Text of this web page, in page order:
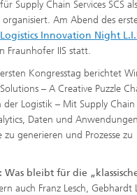
Supply Chain Services SCS als
Am Abend des
Logistics Innovation Night
Fraunhofer IIS statt.
Kongresstag berichtet
– A Creative Puzzle
Logistik – Mit Supply Chain
Daten und
generieren und Prozesse zu
bleibt für die
auch Franz Lesch, Gebhardt